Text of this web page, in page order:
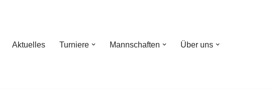
Aktuelles Turniere Mannschaften Über uns